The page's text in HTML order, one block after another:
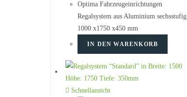
Optima Fahrzeugeinrichtungen
Regalsystem aus Aluminium sechsstufig
1000 x1750 x450 mm
IN DEN WARENKORB
Schnellansicht